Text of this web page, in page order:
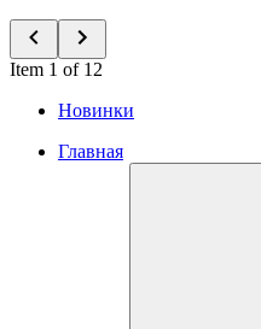
Item 1 of 12
Новинки
Главная